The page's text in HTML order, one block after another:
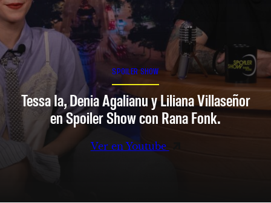
SPOILER SHOW
Tessa Ia, Denia Agalianu y Liliana Villaseñor
en Spoiler Show con Rana Fonk.
Ver en Youtube